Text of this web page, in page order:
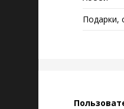
Подарки,